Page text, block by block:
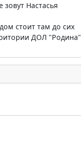
Настасья
стоит там до сих
ДОЛ "Родина"